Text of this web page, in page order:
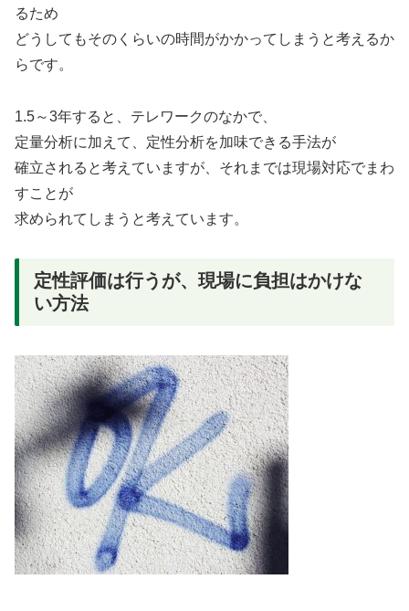
るため
どうしてもそのくらいの時間がかかってしまうと考えるか
らです。
1.5～3年すると、テレワークのなかで、
定量分析に加えて、定性分析を加味できる手法が
確立されると考えていますが、それまでは現場対応でまわ
すことが
求められてしまうと考えています。
定性評価は行うが、現場に負担はかけな
い方法